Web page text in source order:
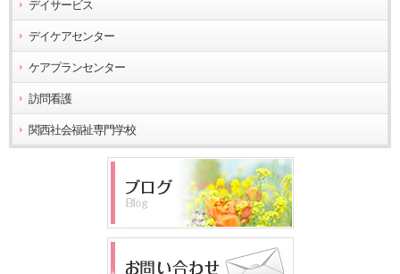
デイサービス
デイケアセンター
ケアプランセンター
訪問看護
関西社会福祉専門学校